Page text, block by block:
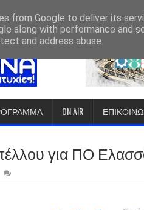
ON AIR
για ΠΟ
from Google to deliver its
along with performance and
and address abuse.